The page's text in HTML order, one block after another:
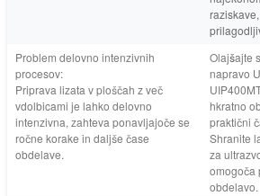
Problem delovno intenzivnih
procesov:
Priprava lizata v ploščah z več
vdolbicami je lahko delovno
intenzivna, zahteva ponavljajoče se
ročne korake in daljše čase
obdelave.
Olajšajte
napravo
hkratno
praktični
Shranite
za
omogoča
obdelavo.